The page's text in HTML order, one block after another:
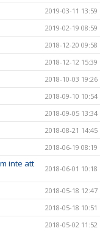
2019-03-11 13:59
2019-02-19 08:59
2018-12-20 09:58
2018-12-12 15:39
2018-10-03 19:26
2018-09-10 10:54
2018-09-05 13:34
2018-08-21 14:45
2018-06-19 08:19
inte att
2018-06-01 10:18
2018-05-18 12:47
2018-05-18 10:51
2018-05-02 11:52